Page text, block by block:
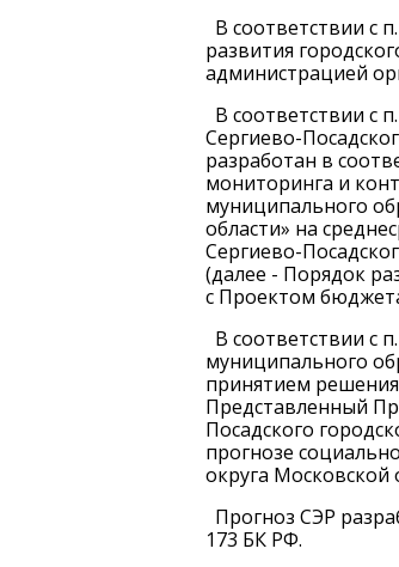
В соответствии с
развития
администрацией
В соответствии с
Сергиево-
разработан в
мониторинга и
муниципального
области» на
Сергиево-
(далее - Порядок
с Проектом
В соответствии с
муниципального
принятием
Представленный
Посадского
прогнозе
округа Московской
Прогноз СЭР
173 БК РФ.